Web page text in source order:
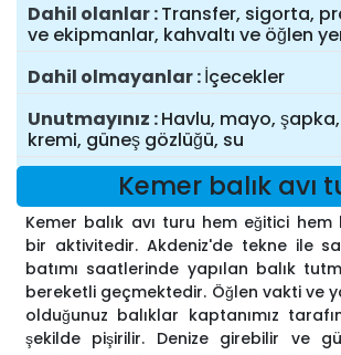
Dahil olanlar Transfer, sigorta,
ve ekipmanlar, kahvaltı ve öğlen
Dahil olmayanlar İçecekler
Unutmayınız Havlu, mayo,
kremi, güneş gözlüğü, su
Kemer balık avı
Kemer balık avı turu hem eğitici
bir aktivitedir. Akdeniz'de tekne ile
batımı saatlerinde yapılan balık
bereketli geçmektedir. Öğlen vakti ve
olduğunuz balıklar kaptanımız
şekilde pişirilir. Denize girebilir ve